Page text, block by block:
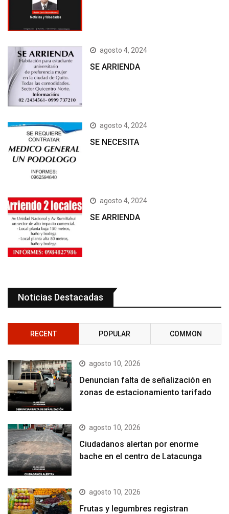
agosto 4, 2024
SE ARRIENDA
agosto 4, 2024
SE NECESITA
agosto 4, 2024
SE ARRIENDA
Noticias Destacadas
RECENT POPULAR COMMON
agosto 10, 2026
Denuncian falta de señalización en
zonas de estacionamiento tarifado
agosto 10, 2026
Ciudadanos alertan por enorme
bache en el centro de Latacunga
agosto 10, 2026
Frutas y legumbres registran